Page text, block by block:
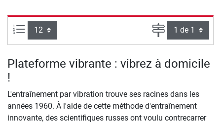
Articles par page : Page
Plateforme vibrante : vibrez à domicile
!
L'entraînement par vibration trouve ses racines dans les
années 1960. À l'aide de cette méthode d'entraînement
innovante, des scientifiques russes ont voulu contrecarrer